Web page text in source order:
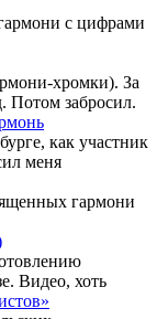
с цифрами
хромки). За
Потом забросил.
как участник
меня
гармони
Видео, хоть